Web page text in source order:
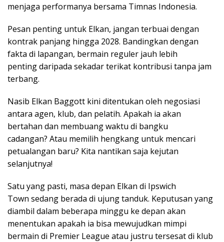
menjaga performanya bersama Timnas Indonesia.
Pesan penting untuk Elkan, jangan terbuai dengan
kontrak panjang hingga 2028. Bandingkan dengan
fakta di lapangan, bermain reguler jauh lebih
penting daripada sekadar terikat kontribusi tanpa jam
terbang.
Nasib Elkan Baggott kini ditentukan oleh negosiasi
antara agen, klub, dan pelatih. Apakah ia akan
bertahan dan membuang waktu di bangku
cadangan? Atau memilih hengkang untuk mencari
petualangan baru? Kita nantikan saja kejutan
selanjutnya!
Satu yang pasti, masa depan Elkan di Ipswich
Town sedang berada di ujung tanduk. Keputusan yang
diambil dalam beberapa minggu ke depan akan
menentukan apakah ia bisa mewujudkan mimpi
bermain di Premier League atau justru tersesat di klub